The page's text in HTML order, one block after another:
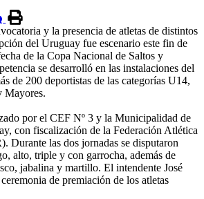
y la presencia de atletas de distintos
del Uruguay fue escenario este fin de
de la Copa Nacional de Saltos y
se desarrolló en las instalaciones del
de 200 deportistas de las categorías U14,
Mayores.
por el CEF Nº 3 y la Municipalidad de
con fiscalización de la Federación Atlética
Durante las dos jornadas se disputaron
alto, triple y con garrocha, además de
jabalina y martillo. El intendente José
de premiación de los atletas